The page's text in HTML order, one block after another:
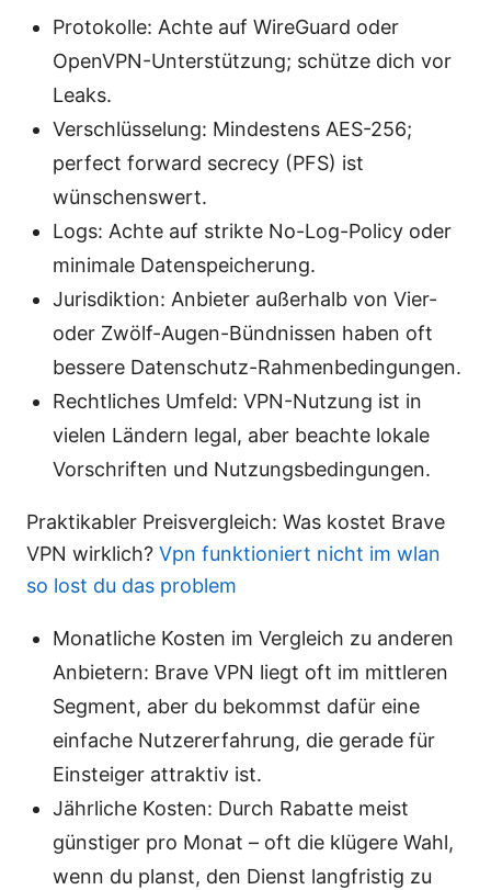
Protokolle: Achte auf WireGuard oder
OpenVPN-Unterstützung; schütze dich vor
Leaks.
Verschlüsselung: Mindestens AES-256;
perfect forward secrecy (PFS) ist
wünschenswert.
Logs: Achte auf strikte No-Log-Policy oder
minimale Datenspeicherung.
Jurisdiktion: Anbieter außerhalb von Vier-
oder Zwölf-Augen-Bündnissen haben oft
bessere Datenschutz-Rahmenbedingungen.
Rechtliches Umfeld: VPN-Nutzung ist in
vielen Ländern legal, aber beachte lokale
Vorschriften und Nutzungsbedingungen.
Praktikabler Preisvergleich: Was kostet Brave
VPN wirklich? Vpn funktioniert nicht im wlan
so lost du das problem
Monatliche Kosten im Vergleich zu anderen
Anbietern: Brave VPN liegt oft im mittleren
Segment, aber du bekommst dafür eine
einfache Nutzererfahrung, die gerade für
Einsteiger attraktiv ist.
Jährliche Kosten: Durch Rabatte meist
günstiger pro Monat – oft die klügere Wahl,
wenn du planst, den Dienst langfristig zu